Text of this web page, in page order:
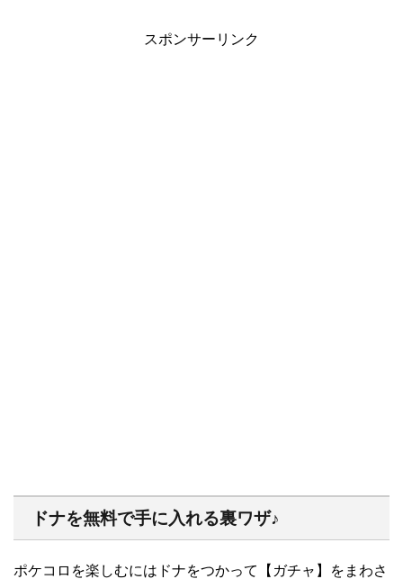
スポンサーリンク
ドナを無料で手に入れる裏ワザ♪
ポケコロを楽しむにはドナをつかって【ガチャ】をまわさ